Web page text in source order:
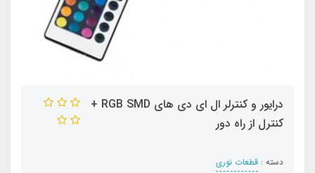
درایور و کنترلر ال ای دی های RGB SMD +
کنترل از راه دور
دسته : قطعات نوری